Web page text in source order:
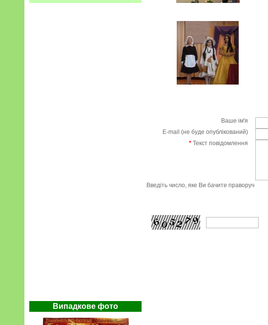
Випадкове фото
Ваше ім'я
E-mail (не буде опублікований)
* Текст повідомлення
Введіть число, яке Ви бачите праворуч